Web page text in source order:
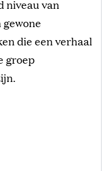
niveau van
die een verhaal
groep